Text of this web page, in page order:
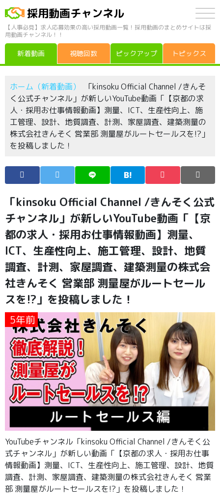
採用動画チャンネル
【人事必見】求人応募効果の高い採用動画一覧！採用動画のまとめサイトは採
用動画チャンネル！！
新着動画 視聴回数 ピックアップ トピックス
ホーム（新着動画）
「kinsoku Official Channel /きんそ
く公式チャンネル」が新しいYouTube動画「【京都の求
人・採用お仕事情報動画】測量、ICT、生産性向上、施
工管理、設計、地質調査、計測、家屋調査、建築測量の
株式会社きんそく 営業部 測量屋がルートセールスを!?」
を投稿しました！
「kinsoku Official Channel /きんそく公式
チャンネル」が新しいYouTube動画「【京
都の求人・採用お仕事情報動画】測量、
ICT、生産性向上、施工管理、設計、地質
調査、計測、家屋調査、建築測量の株式会
社きんそく 営業部 測量屋がルートセール
スを!?」を投稿しました！
5年前
YouTubeチャンネル「kinsoku Official Channel /きんそく公
式チャンネル」が新しい動画「【京都の求人・採用お仕事
情報動画】測量、ICT、生産性向上、施工管理、設計、地質
調査、計測、家屋調査、建築測量の株式会社きんそく 営業
部 測量屋がルートセールスを!?」を投稿しました！